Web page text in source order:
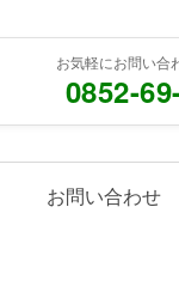
お気軽にお問い合
0852-
お問い合わせ